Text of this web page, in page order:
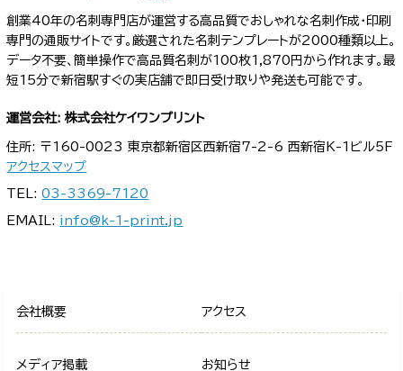
創業40年の名刺専門店が運営する高品質でおしゃれな名刺作成・印刷
専門の通販サイトです。厳選された名刺テンプレートが2000種類以上。
データ不要、簡単操作で高品質名刺が100枚1,870円から作れます。最
短15分で新宿駅すぐの実店舗で即日受け取りや発送も可能です。
運営会社: 株式会社ケイワンプリント
住所: 〒160-0023 東京都新宿区西新宿7-2-6 西新宿K-1ビル5F
アクセスマップ
TEL:03-3369-7120
EMAIL: info@k-1-print.jp
会社概要 アクセス
メディア掲載 お知らせ